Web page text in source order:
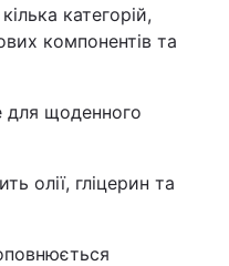
категорій,
компонентів та
для щоденного
олії, гліцерин та